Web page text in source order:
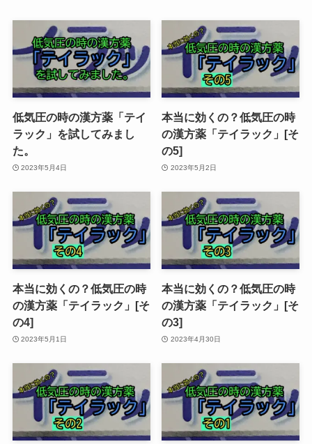
低気圧の時の漢方薬「テイ
ラック」を試してみまし
た。
2023年5月4日
本当に効くの？低気圧の時
の漢方薬「テイラック」[そ
の5]
2023年5月2日
本当に効くの？低気圧の時
の漢方薬「テイラック」[そ
の4]
2023年5月1日
本当に効くの？低気圧の時
の漢方薬「テイラック」[そ
の3]
2023年4月30日